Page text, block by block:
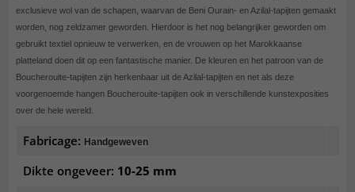
exclusieve wol van de schapen, waarvan de Beni Ourain- en Azilal-tapijten gemaakt
worden, nog zeldzamer geworden. Hierdoor is het nog belangrijker geworden om
gebruikt textiel opnieuw te verwerken, en de vrouwen op het Marokkaanse
platteland doen dit op een fantastische manier. De kleuren en het patroon van de
Boucherouite-tapijten zijn herkenbaar uit de Azilal-tapijten en net als deze
voorgenoemde hangen Boucherouite-tapijten ook in verschillende kunstexposities
over de hele wereld.
Fabricage: Handgeweven
Dikte ongeveer: 10-25 mm